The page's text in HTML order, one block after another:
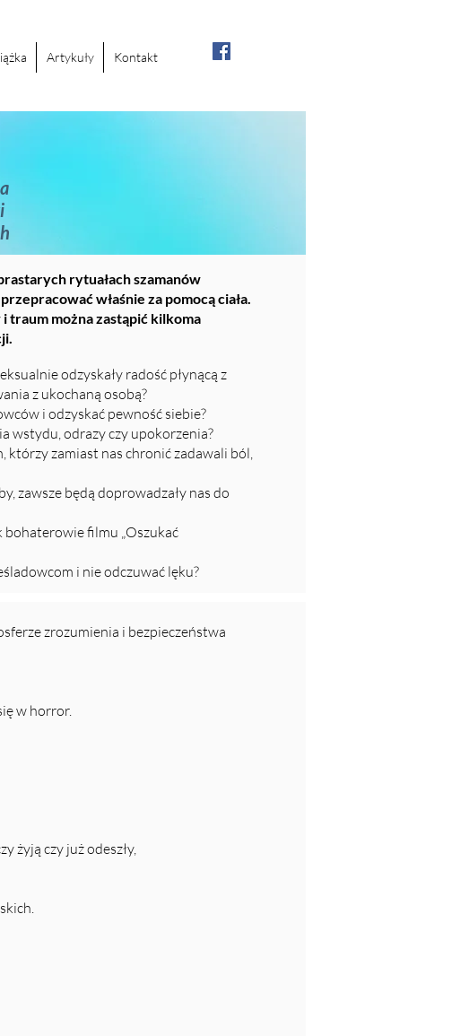
Artykuły Kontakt
rytuałach szamanów
właśnie za pomocą ciała.
można zastąpić kilkoma
odzyskały radość płynącą z
z ukochaną osobą?
i odzyskać pewność siebie?
wstydu, odrazy czy upokorzenia?
którzy zamiast nas chronić zadawali ból,
zawsze będą doprowadzały nas do
bohaterowie filmu „Oszukać
i nie odczuwać lęku?
zrozumienia i bezpieczeństwa
w horror.
żyją czy już odeszły,